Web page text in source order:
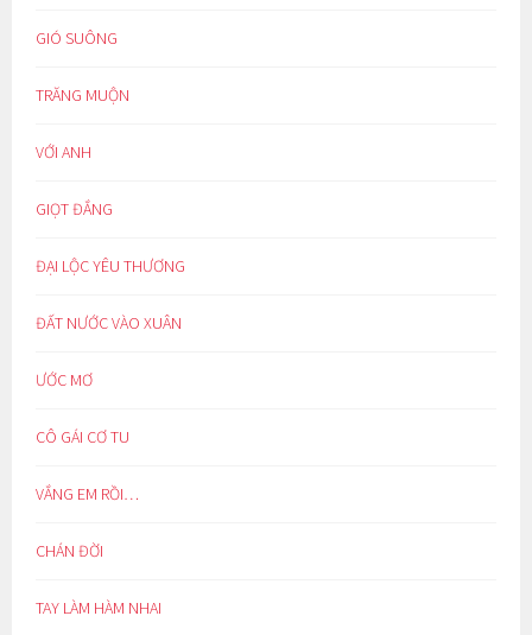
GIÓ SUÔNG
TRĂNG MUỘN
VỚI ANH
GIỌT ĐẮNG
ĐẠI LỘC YÊU THƯƠNG
ĐẤT NƯỚC VÀO XUÂN
ƯỚC MƠ
CÔ GÁI CƠ TU
VẮNG EM RỒI…
CHÁN ĐỜI
TAY LÀM HÀM NHAI